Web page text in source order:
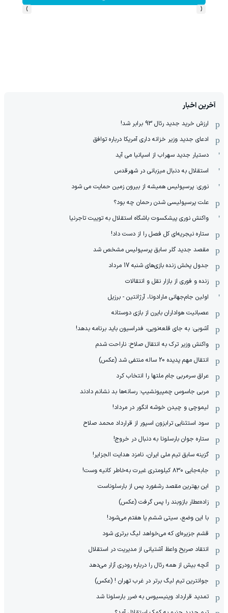
‹
›
آخرین اخبار
ارزش خرید جدید رئال 93 برابر شد!
ادعای جدید وزیر خزانه داری آمریکا درباره توافق
دستیار جدید سهراب از اسپانیا می آید
استقلال به دنبال میزبانی در شهرقدس
نوری: پرسپولیس همیشه از بیرون زمین حمایت می شود
علت پرسپولیسی شدن رحمان چه بود؟
واکنش نوری پیشکسوت باشگاه استقلال به توییت تاجرنیا
ستاره نیجریه‌ای کل فصل را از دست داد!
مقصد جدید گلر سابق پرسپولیس مشخص شد
جدول پخش زنده بازی‌های شنبه 17 مرداد
زنده و فوری از بازار نقل و انتقالات
اولین جام‌جهانی مارادونا، آرژانتین - برزیل
عصبانیت هواداران بایرن از بازی دوستانه
آشوبی: به جای قلعه‌نویی، فدراسیون باید برنامه بدهد!
واکنش وزیر ترک به انتقال صلاح: ناراحت شدم
انتقال مهم پدیده 20 ساله منتفی شد (عکس)
عراق سرمربی جام ملتها را انتخاب کرد
مربی جاسوس چمپیونشیپ: رسانه‌ها بد نشانم دادند
لیموچی و چیدن خوشه انگور در مرداد!
سود استثنایی ترابزون اسپور از قرارداد محمد صلاح
ستاره جوان بارسلونا به دنبال در خروج!
گزینه سابق تیم ملی ایران، نامزد هدایت الجزایر!
جابه‌جایی ۸۳۰ کیلومتری غیرت به‌خاطر کانیه وست!
این بهترین مقصد رشفورد پس از بارسلوناست
زاده‌عطار بازوبند را پس گرفت (عکس)
با این وضع، سیتی ششم یا هفتم می‌شود!
قشم جزیره‌ای که می‌خواهد لیگ برتری شود
انتقاد صریح واعظ آشتیانی از مدیریت در استقلال
آنچه بیش از همه رئال را درباره رودری آزار می‌دهد
جوانترین تیم لیگ برتر در غرب تهران ! (عکس)
تمدید قرارداد وینیسیوس به ضرر بارسلونا شد